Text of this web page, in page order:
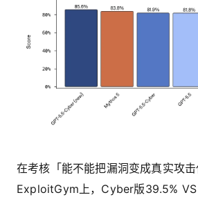
在考核「能不能把漏洞变成真实攻
ExploitGym上，Cyber版39.5% VS